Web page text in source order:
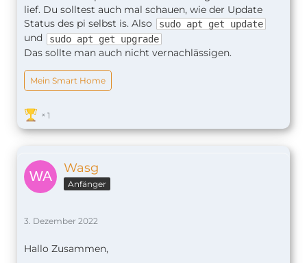
lief. Du solltest auch mal schauen, wie der Update
Status des pi selbst is. Also
sudo apt get update
und sudo apt get upgrade
Das sollte man auch nicht vernachlässigen.
Mein Smart Home
1
Wasg
Anfänger
3. Dezember 2022
Hallo Zusammen,